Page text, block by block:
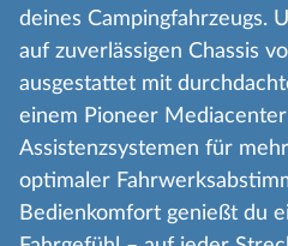
deines Campingfahrzeugs.
auf zuverlässigen Chassis
ausgestattet mit
einem Pioneer
Assistenzsystemen für
optimaler
Bedienkomfort genießt du